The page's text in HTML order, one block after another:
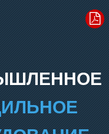
Юридический
050014, г.Алматы,
ул.Ангарская, д.103/2
части